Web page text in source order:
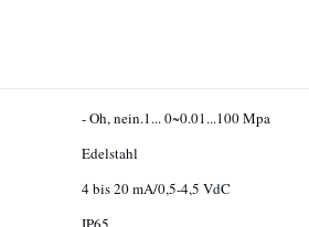
- Oh, nein.1... 0~0.01...100 Mpa
Edelstahl
4 bis 20 mA/0,5-4,5 VdC